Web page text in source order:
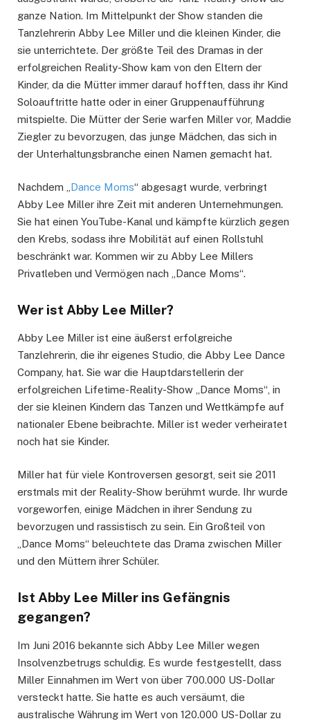
ganze Nation. Im Mittelpunkt der Show standen die
Tanzlehrerin Abby Lee Miller und die kleinen Kinder, die
sie unterrichtete. Der größte Teil des Dramas in der
erfolgreichen Reality-Show kam von den Eltern der
Kinder, da die Mütter immer darauf hofften, dass ihr Kind
Soloauftritte hatte oder in einer Gruppenaufführung
mitspielte. Die Mütter der Serie warfen Miller vor, Maddie
Ziegler zu bevorzugen, das junge Mädchen, das sich in
der Unterhaltungsbranche einen Namen gemacht hat.
Nachdem „ Dance Moms“ abgesagt wurde, verbringt
Abby Lee Miller ihre Zeit mit anderen Unternehmungen.
Sie hat einen YouTube-Kanal und kämpfte kürzlich gegen
den Krebs, sodass ihre Mobilität auf einen Rollstuhl
beschränkt war. Kommen wir zu Abby Lee Millers
Privatleben und Vermögen nach „Dance Moms“.
Wer ist Abby Lee Miller?
Abby Lee Miller ist eine äußerst erfolgreiche
Tanzlehrerin, die ihr eigenes Studio, die Abby Lee Dance
Company, hat. Sie war die Hauptdarstellerin der
erfolgreichen Lifetime-Reality-Show „Dance Moms“, in
der sie kleinen Kindern das Tanzen und Wettkämpfe auf
nationaler Ebene beibrachte. Miller ist weder verheiratet
noch hat sie Kinder.
Miller hat für viele Kontroversen gesorgt, seit sie 2011
erstmals mit der Reality-Show berühmt wurde. Ihr wurde
vorgeworfen, einige Mädchen in ihrer Sendung zu
bevorzugen und rassistisch zu sein. Ein Großteil von
„Dance Moms“ beleuchtete das Drama zwischen Miller
und den Müttern ihrer Schüler.
Ist Abby Lee Miller ins Gefängnis
gegangen?
Im Juni 2016 bekannte sich Abby Lee Miller wegen
Insolvenzbetrugs schuldig. Es wurde festgestellt, dass
Miller Einnahmen im Wert von über 700.000 US-Dollar
versteckt hatte. Sie hatte es auch versäumt, die
australische Währung im Wert von 120.000 US-Dollar zu